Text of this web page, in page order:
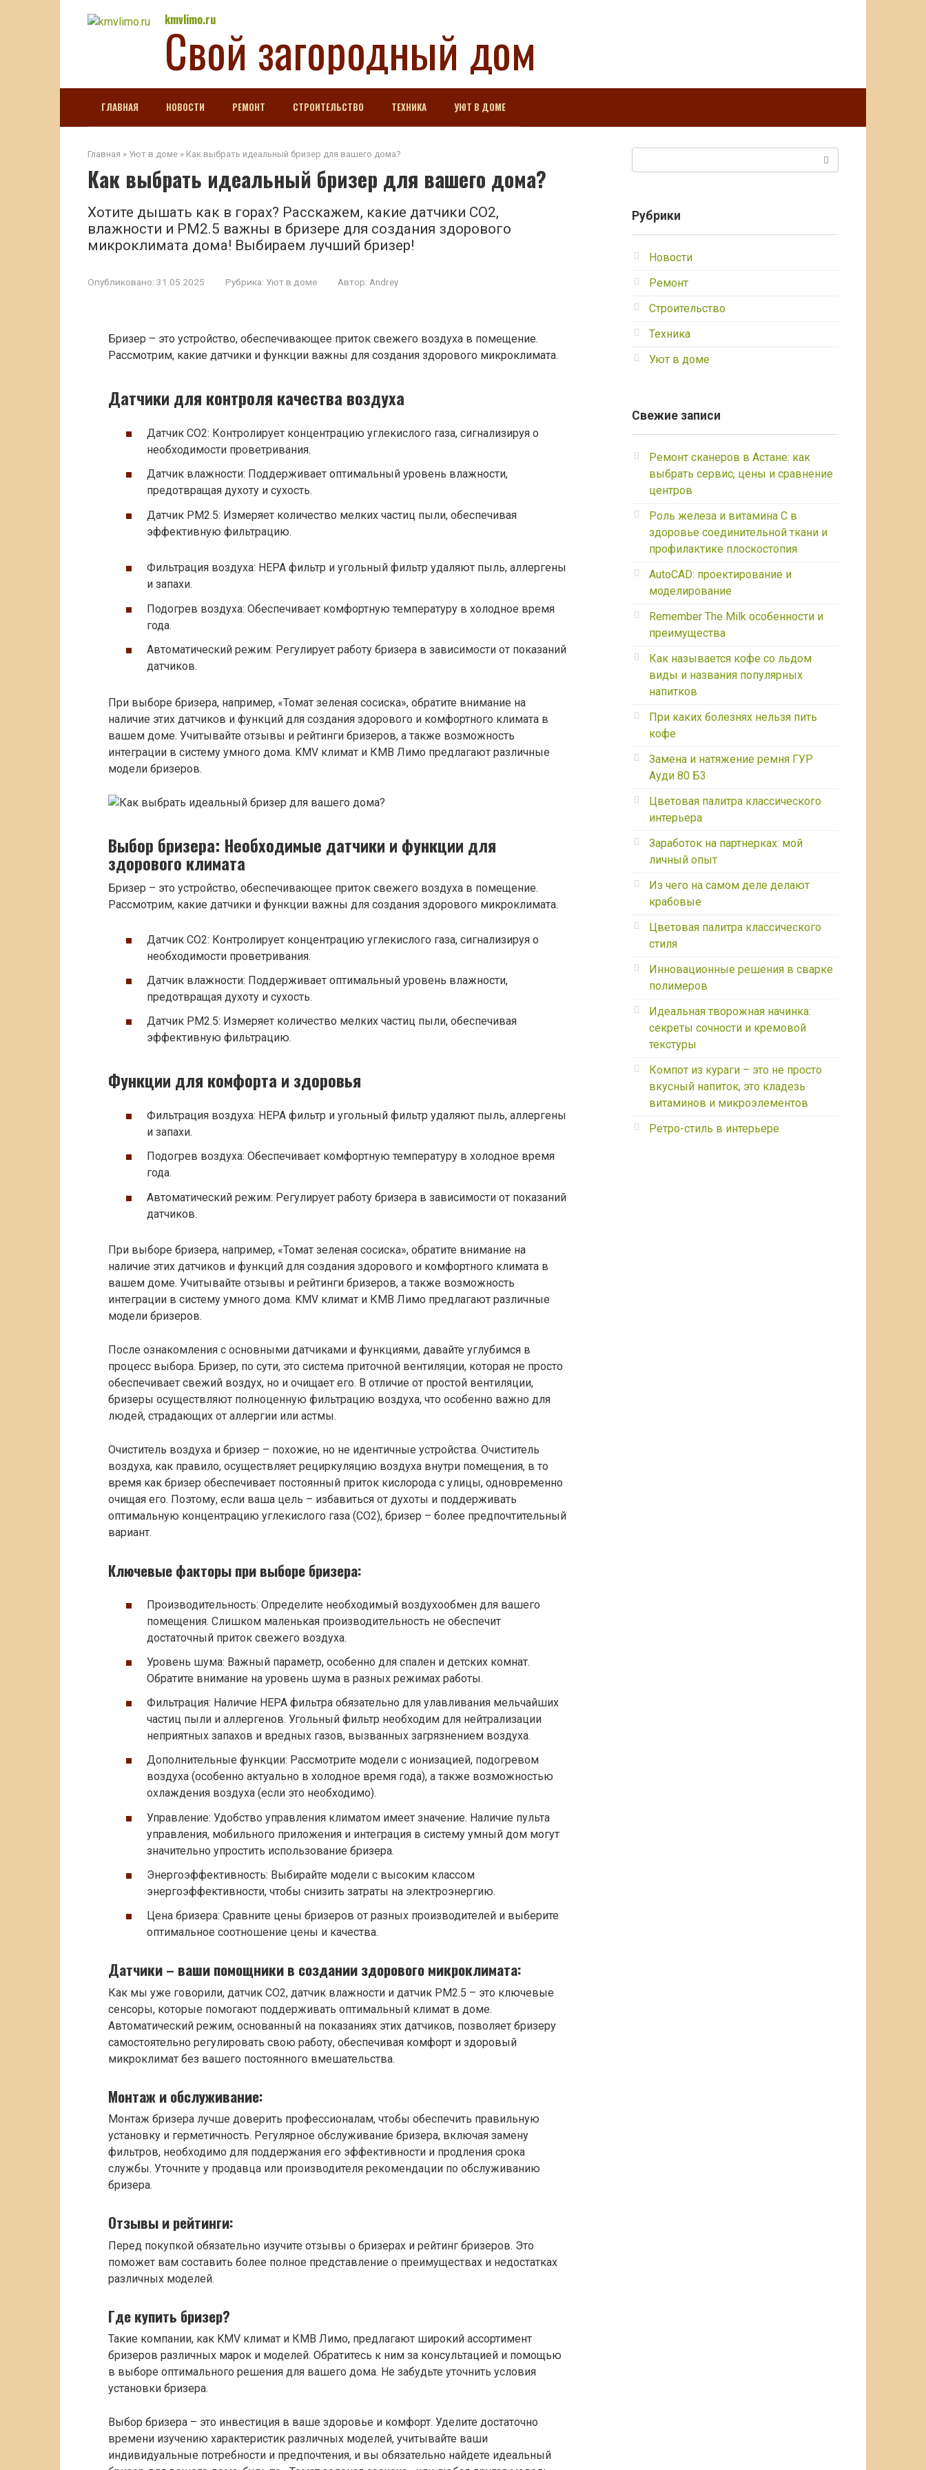
kmvlimo.ru
Свой загородный дом
ГЛАВНАЯ НОВОСТИ РЕМОНТ СТРОИТЕЛЬСТВО ТЕХНИКА УЮТ В ДОМЕ
Главная » Уют в доме » Как выбрать идеальный бризер для вашего дома?
Как выбрать идеальный бризер для вашего дома?
Хотите дышать как в горах? Расскажем, какие датчики CO2,
влажности и PM2.5 важны в бризере для создания здорового
микроклимата дома! Выбираем лучший бризер!
Опубликовано: 31.05.2025 Рубрика: Уют в доме Автор: Andrey
Бризер – это устройство, обеспечивающее приток свежего воздуха в помещение.
Рассмотрим, какие датчики и функции важны для создания здорового микроклимата.
Датчики для контроля качества воздуха
Датчик CO2: Контролирует концентрацию углекислого газа, сигнализируя о
необходимости проветривания.
Датчик влажности: Поддерживает оптимальный уровень влажности,
предотвращая духоту и сухость.
Датчик PM2.5: Измеряет количество мелких частиц пыли, обеспечивая
эффективную фильтрацию.
Фильтрация воздуха: HEPA фильтр и угольный фильтр удаляют пыль, аллергены
и запахи.
Подогрев воздуха: Обеспечивает комфортную температуру в холодное время
года.
Автоматический режим: Регулирует работу бризера в зависимости от показаний
датчиков.
При выборе бризера, например, «Томат зеленая сосиска», обратите внимание на
наличие этих датчиков и функций для создания здорового и комфортного климата в
вашем доме. Учитывайте отзывы и рейтинги бризеров, а также возможность
интеграции в систему умного дома. KMV климат и КМВ Лимо предлагают различные
модели бризеров.
Выбор бризера: Необходимые датчики и функции для
здорового климата
Бризер – это устройство, обеспечивающее приток свежего воздуха в помещение.
Рассмотрим, какие датчики и функции важны для создания здорового микроклимата.
Датчик CO2: Контролирует концентрацию углекислого газа, сигнализируя о
необходимости проветривания.
Датчик влажности: Поддерживает оптимальный уровень влажности,
предотвращая духоту и сухость.
Датчик PM2.5: Измеряет количество мелких частиц пыли, обеспечивая
эффективную фильтрацию.
Функции для комфорта и здоровья
Фильтрация воздуха: HEPA фильтр и угольный фильтр удаляют пыль, аллергены
и запахи.
Подогрев воздуха: Обеспечивает комфортную температуру в холодное время
года.
Автоматический режим: Регулирует работу бризера в зависимости от показаний
датчиков.
При выборе бризера, например, «Томат зеленая сосиска», обратите внимание на
наличие этих датчиков и функций для создания здорового и комфортного климата в
вашем доме. Учитывайте отзывы и рейтинги бризеров, а также возможность
интеграции в систему умного дома. KMV климат и КМВ Лимо предлагают различные
модели бризеров.
После ознакомления с основными датчиками и функциями, давайте углубимся в
процесс выбора. Бризер, по сути, это система приточной вентиляции, которая не просто
обеспечивает свежий воздух, но и очищает его. В отличие от простой вентиляции,
бризеры осуществляют полноценную фильтрацию воздуха, что особенно важно для
людей, страдающих от аллергии или астмы.
Очиститель воздуха и бризер – похожие, но не идентичные устройства. Очиститель
воздуха, как правило, осуществляет рециркуляцию воздуха внутри помещения, в то
время как бризер обеспечивает постоянный приток кислорода с улицы, одновременно
очищая его. Поэтому, если ваша цель – избавиться от духоты и поддерживать
оптимальную концентрацию углекислого газа (CO2), бризер – более предпочтительный
вариант.
Ключевые факторы при выборе бризера:
Производительность: Определите необходимый воздухообмен для вашего
помещения. Слишком маленькая производительность не обеспечит
достаточный приток свежего воздуха.
Уровень шума: Важный параметр, особенно для спален и детских комнат.
Обратите внимание на уровень шума в разных режимах работы.
Фильтрация: Наличие HEPA фильтра обязательно для улавливания мельчайших
частиц пыли и аллергенов. Угольный фильтр необходим для нейтрализации
неприятных запахов и вредных газов, вызванных загрязнением воздуха.
Дополнительные функции: Рассмотрите модели с ионизацией, подогревом
воздуха (особенно актуально в холодное время года), а также возможностью
охлаждения воздуха (если это необходимо).
Управление: Удобство управления климатом имеет значение. Наличие пульта
управления, мобильного приложения и интеграция в систему умный дом могут
значительно упростить использование бризера.
Энергоэффективность: Выбирайте модели с высоким классом
энергоэффективности, чтобы снизить затраты на электроэнергию.
Цена бризера: Сравните цены бризеров от разных производителей и выберите
оптимальное соотношение цены и качества.
Датчики – ваши помощники в создании здорового микроклимата:
Как мы уже говорили, датчик CO2, датчик влажности и датчик PM2.5 – это ключевые
сенсоры, которые помогают поддерживать оптимальный климат в доме.
Автоматический режим, основанный на показаниях этих датчиков, позволяет бризеру
самостоятельно регулировать свою работу, обеспечивая комфорт и здоровый
микроклимат без вашего постоянного вмешательства.
Монтаж и обслуживание:
Монтаж бризера лучше доверить профессионалам, чтобы обеспечить правильную
установку и герметичность. Регулярное обслуживание бризера, включая замену
фильтров, необходимо для поддержания его эффективности и продления срока
службы. Уточните у продавца или производителя рекомендации по обслуживанию
бризера.
Отзывы и рейтинги:
Перед покупкой обязательно изучите отзывы о бризерах и рейтинг бризеров. Это
поможет вам составить более полное представление о преимуществах и недостатках
различных моделей.
Где купить бризер?
Такие компании, как KMV климат и КМВ Лимо, предлагают широкий ассортимент
бризеров различных марок и моделей. Обратитесь к ним за консультацией и помощью
в выборе оптимального решения для вашего дома. Не забудьте уточнить условия
установки бризера.
Выбор бризера – это инвестиция в ваше здоровье и комфорт. Уделите достаточно
времени изучению характеристик различных моделей, учитывайте ваши
индивидуальные потребности и предпочтения, и вы обязательно найдете идеальный
Рубрики
Новости
Ремонт
Строительство
Техника
Уют в доме
Свежие записи
Ремонт сканеров в Астане: как
выбрать сервис, цены и сравнение
центров
Роль железа и витамина С в
здоровье соединительной ткани и
профилактике плоскостопия
AutoCAD: проектирование и
моделирование
Remember The Milk особенности и
преимущества
Как называется кофе со льдом
виды и названия популярных
напитков
При каких болезнях нельзя пить
кофе
Замена и натяжение ремня ГУР
Ауди 80 Б3
Цветовая палитра классического
интерьера
Заработок на партнерках: мой
личный опыт
Из чего на самом деле делают
крабовые
Цветовая палитра классического
стиля
Инновационные решения в сварке
полимеров
Идеальная творожная начинка:
секреты сочности и кремовой
текстуры
Компот из кураги – это не просто
вкусный напиток, это кладезь
витаминов и микроэлементов
Ретро-стиль в интерьере